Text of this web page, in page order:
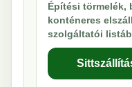
Építési törmelék,
konténeres
szolgáltatói